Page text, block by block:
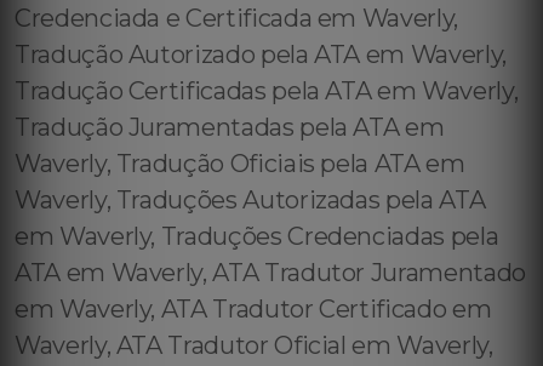
Credenciada e Certificada em Waverly,
Tradução Autorizado pela ATA em Waverly,
Tradução Certificadas pela ATA em Waverly,
Tradução Juramentadas pela ATA em
Waverly, Tradução Oficiais pela ATA em
Waverly, Traduções Autorizadas pela ATA
em Waverly, Traduções Credenciadas pela
ATA em Waverly, ATA Tradutor Juramentado
em Waverly, ATA Tradutor Certificado em
Waverly, ATA Tradutor Oficial em Waverly,